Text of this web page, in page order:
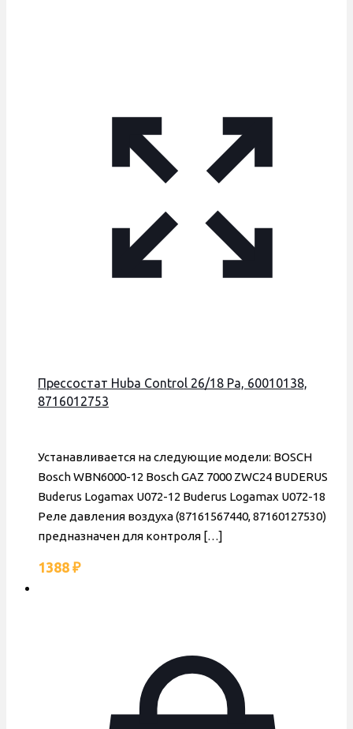
Прессостат Huba Control 26/18 Pa, 60010138,
8716012753
Устанавливается на следующие модели: BOSCH
Bosch WBN6000-12 Bosch GAZ 7000 ZWC24 BUDERUS
Buderus Logamax U072-12 Buderus Logamax U072-18
Реле давления воздуха (87161567440, 87160127530)
предназначен для контроля […]
1388 ₽